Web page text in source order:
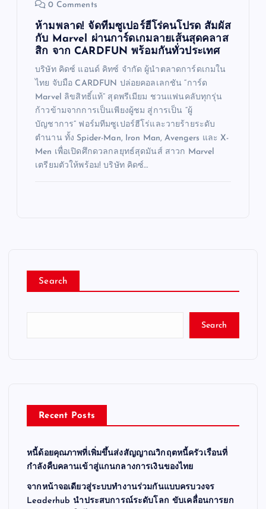
0 Comments
ห้ามพลาด! จัดทีมซูเปอร์ฮีโร่คนโปรด สัมผัส
กับ Marvel ผ่านการ์ดเกมลายเส้นสุดคลาส
สิก จาก CARDFUN พร้อมกันทั่วประเทศ
บริษัท คิดซ์ แอนด์ คิทซ์ จำกัด ผู้นำตลาดการ์ดเกมใน
ไทย จับมือ CARDFUN ปล่อยคอลเลกชัน “การ์ด
Marvel ลิขสิทธิ์แท้” สุดพรีเมียม ชวนแฟนคลับทุกรุ่น
ก้าวข้ามจากการเป็นเพียงผู้ชม สู่การเป็น “ผู้
บัญชาการ” ฟอร์มทีมซูเปอร์ฮีโร่และวายร้ายระดับ
ตำนาน ทั้ง Spider-Man, Iron Man, Avengers และ X-
Men เพื่อเปิดศึกดวลกลยุทธ์สุดมันส์ สาวก Marvel
เตรียมตัวให้พร้อม! บริษัท คิดซ์…
Search
Search
Recent Posts
หนี้ด้อยคุณภาพที่เพิ่มขึ้นส่งสัญญาณวิกฤตหนี้ครัวเรือนที่
กำลังคืบคลานเข้าสู่แกนกลางการเงินของไทย
จากหน้าจอเดียวสู่ระบบทำงานร่วมกันแบบครบวงจร
Leaderhub นำประสบการณ์ระดับโลก ขับเคลื่อนการยก